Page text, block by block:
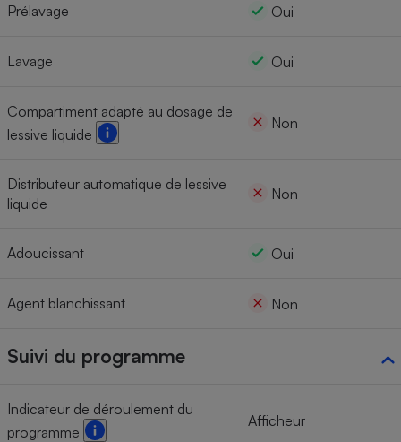
Prélavage Oui
Lavage Oui
Compartiment adapté au dosage de
lessive liquide
Non
Distributeur automatique de lessive
liquide
Non
Adoucissant Oui
Agent blanchissant Non
Suivi du programme
Indicateur de déroulement du
programme
Afficheur